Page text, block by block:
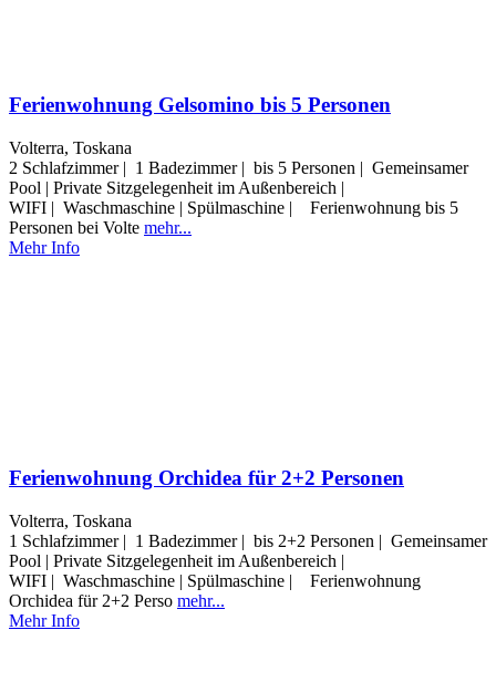
Ferienwohnung Gelsomino bis 5 Personen
Volterra, Toskana
2 Schlafzimmer | 1 Badezimmer | bis 5 Personen | Gemeinsamer
Pool | Private Sitzgelegenheit im Außenbereich |
WIFI | Waschmaschine | Spülmaschine | Ferienwohnung bis 5
Personen bei Volte mehr...
Mehr Info
Ferienwohnung Orchidea für 2+2 Personen
Volterra, Toskana
1 Schlafzimmer | 1 Badezimmer | bis 2+2 Personen | Gemeinsamer
Pool | Private Sitzgelegenheit im Außenbereich |
WIFI | Waschmaschine | Spülmaschine | Ferienwohnung
Orchidea für 2+2 Perso mehr...
Mehr Info